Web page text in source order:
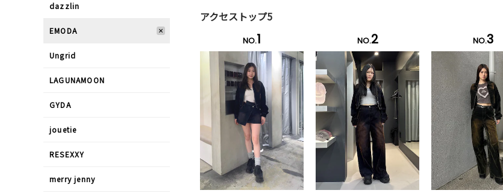
アクセストップ5
NO.1 NO.2 NO.3
dazzlin
EMODA
Ungrid
LAGUNAMOON
GYDA
jouetie
RESEXXY
merry jenny